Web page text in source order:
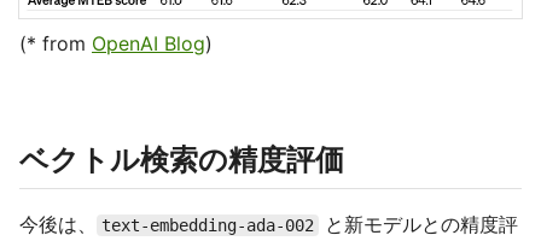
(* from OpenAI Blog)
ベクトル検索の精度評価
今後は、 text-embedding-ada-002
と新モデルとの精度評